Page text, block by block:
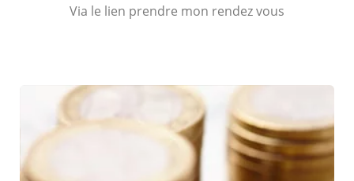
Via le lien prendre mon rendez vous